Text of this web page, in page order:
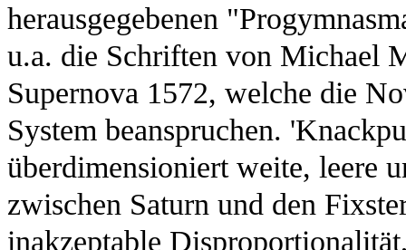
herausgegebenen
u.a. die Schriften von Michael
Supernova 1572, welche die
System beanspruchen.
überdimensioniert weite, leere
zwischen Saturn und den
inakzeptable